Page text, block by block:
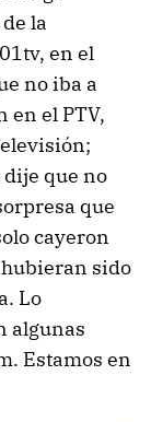
la
en el
no iba a
en el PTV,
dije que no
que
cayeron
sido
Lo
algunas
Estamos en